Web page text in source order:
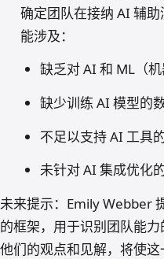
确定团队在接纳 AI 辅
能涉及：
缺乏对 AI 和 ML（机
缺少训练 AI 模型的数
不足以支持 AI 工具
未针对 AI 集成优化的
未来提示：Emily Webber
的框架，用于识别团队能
他们的观点和见解，将使这